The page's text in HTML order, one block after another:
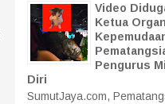
Video
Ketua
Pengurus
Diri
SumutJaya.com,